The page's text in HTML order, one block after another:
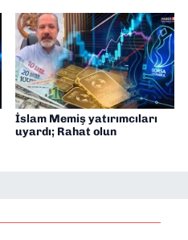
İslam Memiş yatırımcıları
uyardı; Rahat olun